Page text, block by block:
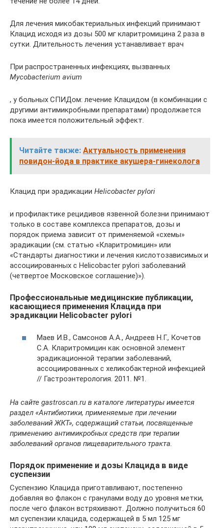
Для лечения микобактериальных инфекций принимают
Клацид исходя из дозы 500 мг кларитромицина 2 раза в
сутки. Длительность лечения устанавливает врач
При распространенных инфекциях, вызванных
Mycobacterium avium
, у больных СПИДом: лечение Клацидом (в комбинации с
другими антимикробными препаратами) продолжается
пока имеется положительный эффект.
Читайте также: Актуальность применения
повидон-йода в практике акушера-гинеколога
Клацид при эрадикации Helicobacter pylori
и профилактике рецидивов язвенной болезни принимают
только в составе комплекса препаратов, дозы и
порядок приема зависит от применяемой «схемы»
эрадикации (см. статью «Кларитромицин» или
«Стандарты диагностики и лечения кислотозависимых и
ассоциированных с Helicobacter pylori заболеваний
(четвертое Московское соглашение)»).
Профессиональные медицинские публикации,
касающиеся применения Клацида при
эрадикации Helicobacter pylori
Маев И.В., Самсонов А.А., Андреев Н.Г., Кочетов
С.А. Кларитромицин как основной элемент
эрадикационной терапии заболеваний,
ассоциированных с хеликобактерной инфекцией
// Гастроэнтерология. 2011. №1.
На сайте gastroscan.ru в каталоге литературы имеется
раздел «Антибиотики, применяемые при лечении
заболеваний ЖКТ», содержащий статьи, посвященные
применению антимикробных средств при терапии
заболеваний органов пищеварительного тракта.
Порядок применение и дозы Клацида в виде
суспензии
Суспензию Клацида приготавливают, постепенно
добавляя во флакон с гранулами воду до уровня метки,
после чего флакон встряхивают. Должно получиться 60
мл суспензии клацида, содержащей в 5 мл 125 мг